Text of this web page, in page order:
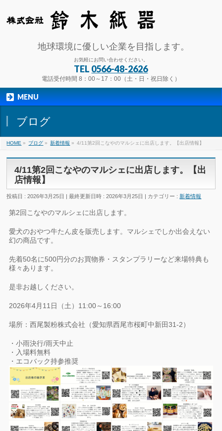
地球環境に優しい企業を目指します。
お気軽にお問い合わせください。
TEL 0566-48-2626
電話受付時間 8：00～17：00（土・日・祝日除く）
MENU
ブログ
HOME » ブログ » 新着情報 » 4/11第2回こなやのマルシェに出店します。【出店情報】
4/11第2回こなやのマルシェに出店します。【出
店情報】
投稿日 : 2026年3月25日 最終更新日時 : 2026年3月25日 カテゴリー : 新着情報
第2回こなやのマルシェに出店します。
愛犬のおやつ牛たん皮を販売します。マルシェでしか出会えない
幻の商品です。
先着50名に500円分のお買物券・スタンプラリーなど来場特典も
様々あります。
是非お越しください。
2026年4月11日（土）11:00～16:00
場所：西尾製粉株式会社（愛知県西尾市桜町中新田31-2）
・小雨決行/雨天中止
・入場料無料
・エコバック持参推奨